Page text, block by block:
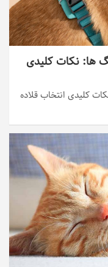
ها: نکات کلیدی
کلیدی انتخاب قلاده